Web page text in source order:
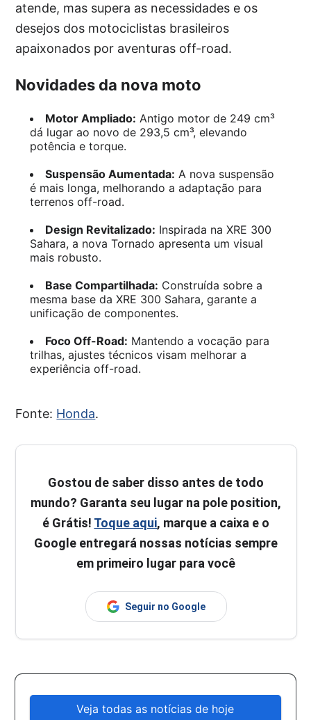
atende, mas supera as necessidades e os
desejos dos motociclistas brasileiros
apaixonados por aventuras off-road.
Novidades da nova moto
Motor Ampliado: Antigo motor de 249 cm³
dá lugar ao novo de 293,5 cm³, elevando
potência e torque.
Suspensão Aumentada: A nova suspensão
é mais longa, melhorando a adaptação para
terrenos off-road.
Design Revitalizado: Inspirada na XRE 300
Sahara, a nova Tornado apresenta um visual
mais robusto.
Base Compartilhada: Construída sobre a
mesma base da XRE 300 Sahara, garante a
unificação de componentes.
Foco Off-Road: Mantendo a vocação para
trilhas, ajustes técnicos visam melhorar a
experiência off-road.
Fonte: Honda.
Gostou de saber disso antes de todo
mundo? Garanta seu lugar na pole position,
é Grátis! Toque aqui, marque a caixa e o
Google entregará nossas notícias sempre
em primeiro lugar para você
Seguir no Google
Veja todas as notícias de hoje